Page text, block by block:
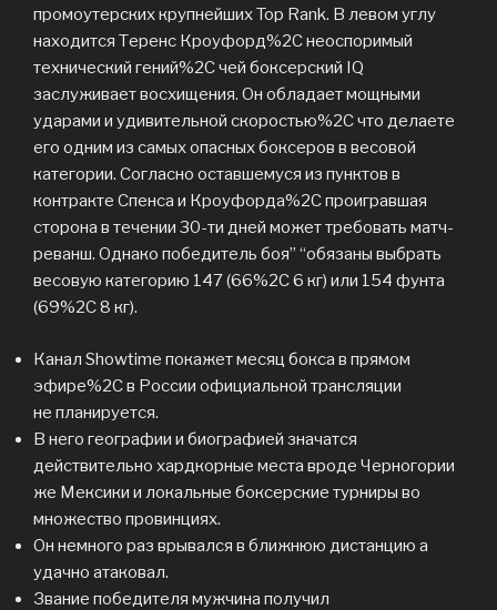
промоутерских крупнейших Top Rank. В левом углу
находится Теренс Кроуфорд%2C неоспоримый
технический гений%2C чей боксерский IQ
заслуживает восхищения. Он обладает мощными
ударами и удивительной скоростью%2C что делаете
его одним из самых опасных боксеров в весовой
категории. Согласно оставшемуся из пунктов в
контракте Спенса и Кроуфорда%2C проигравшая
сторона в течении 30-ти дней может требовать матч-
реванш. Однако победитель боя” “обязаны выбрать
весовую категорию 147 (66%2C 6 кг) или 154 фунта
(69%2C 8 кг).
Канал Showtime покажет месяц бокса в прямом
эфире%2C в России официальной трансляции
не планируется.
В него географии и биографией значатся
действительно хардкорные места вроде Черногории
же Мексики и локальные боксерские турниры во
множество провинциях.
Он немного раз врывался в ближнюю дистанцию а
удачно атаковал.
Звание победителя мужчина получил